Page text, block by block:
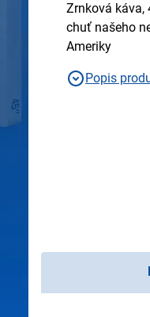
Zrnková káva,
chuť našeho
Ameriky
Popis